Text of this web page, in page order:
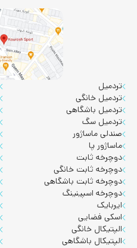
تردمیل
تردمیل خانگی
تردمیل باشگاهی
تردمیل سگ
صندلی ماساژور
ماساژور پا
دوچرخه ثابت
دوچرخه ثابت خانگی
دوچرخه ثابت باشگاهی
دوچرخه اسپینینگ
ایربایک
اسکی فضایی
الپتیکال خانگی
الپتیکال باشگاهی